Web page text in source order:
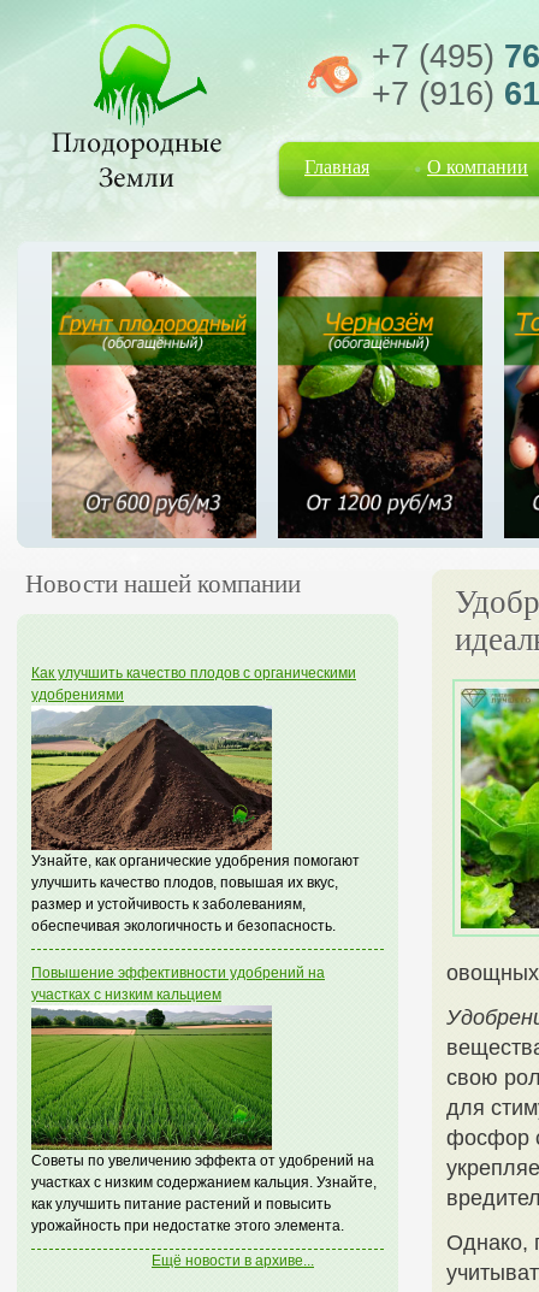
+7 (495)
+7 (916)
Главная О компании
Новости нашей компании
Как улучшить качество плодов с органическими
удобрениями
Узнайте, как органические удобрения помогают
улучшить качество плодов, повышая их вкус,
размер и устойчивость к заболеваниям,
обеспечивая экологичность и безопасность.
Повышение эффективности удобрений на
участках с низким кальцием
Советы по увеличению эффекта от удобрений на
участках с низким содержанием кальция. Узнайте,
как улучшить питание растений и повысить
урожайность при недостатке этого элемента.
Ещё новости в архиве...
овощных
свою
для
фосфор
Однако,